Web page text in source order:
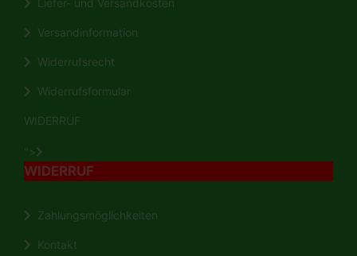
Versandinformation
Widerrufsrecht
Widerrufsformular
WIDERRUF
">
WIDERRUF
Zahlungsmöglichkeiten
Kontakt